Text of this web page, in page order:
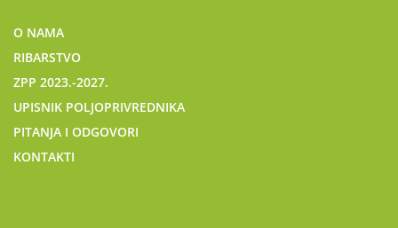
O NAMA
RIBARSTVO
ZPP 2023.-2027.
UPISNIK POLJOPRIVREDNIKA
PITANJA I ODGOVORI
KONTAKTI